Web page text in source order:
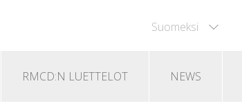
Suomeksi
RMCD:N LUETTELOT NEWS